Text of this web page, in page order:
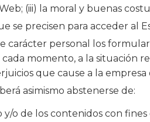
(iii) la moral y buenas
se precisen para acceder al
personal los
momento, a la situación
que cause a la
asimismo abstenerse de:
o de los contenidos con